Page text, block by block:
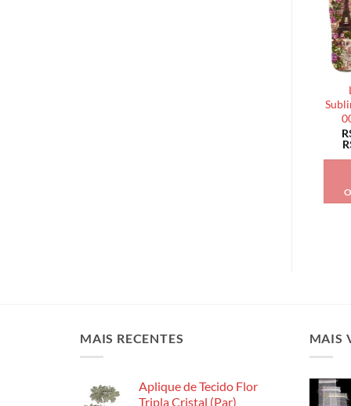
MAIS RECENTES
Aplique de Tecido Flor
Tripla Cristal (Par)
MAIS